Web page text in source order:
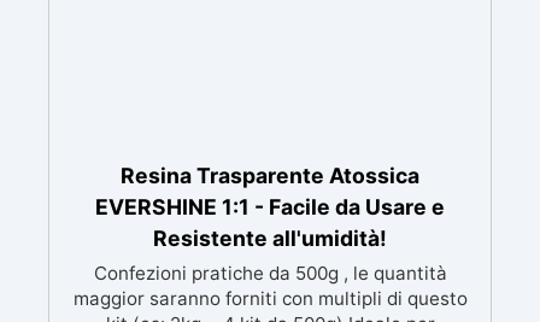
Resina Trasparente Atossica
EVERSHINE 1:1 - Facile da Usare e
Resistente all'umidità!
Confezioni pratiche da 500g , le quantità
maggior saranno forniti con multipli di questo